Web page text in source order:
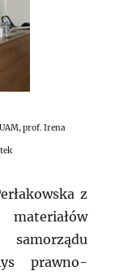
prof. Irena
z
prawno-